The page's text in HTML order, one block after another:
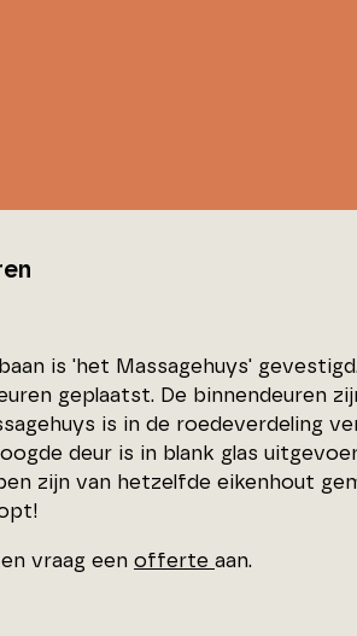
is 'het Massagehuys'
geplaatst. De binnendeuren
is in de roedeverdeling
deur is in blank glas
zijn van hetzelfde eikenhout
vraag een offerte aan.